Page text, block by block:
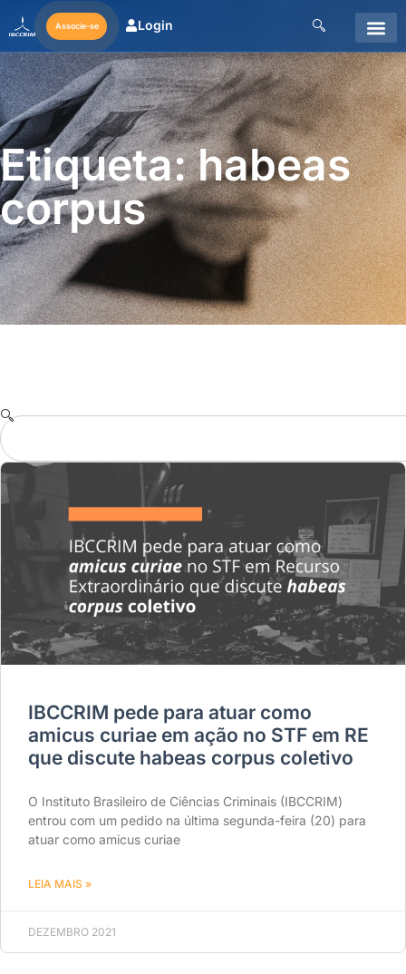
Associe-se Login
Etiqueta: habeas
corpus
IBCCRIM pede para atuar como
amicus curiae em ação no STF em RE
que discute habeas corpus coletivo
O Instituto Brasileiro de Ciências Criminais (IBCCRIM)
entrou com um pedido na última segunda-feira (20) para
atuar como amicus curiae
LEIA MAIS »
DEZEMBRO 2021